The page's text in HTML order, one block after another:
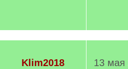
Klim2018
13 мая